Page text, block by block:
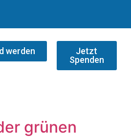
werden
Jetzt
Spenden
grünen